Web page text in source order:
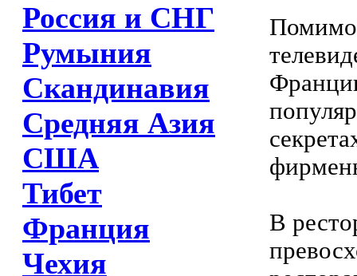
Россия и СНГ
Румыния
Скандинавия
Средняя Азия
США
Тибет
Франция
Чехия
Помимо
В